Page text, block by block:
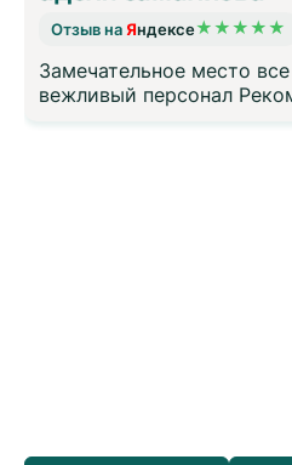
Отзыв на Яндексе★★★★★
Замечательное место
вежливый персонал